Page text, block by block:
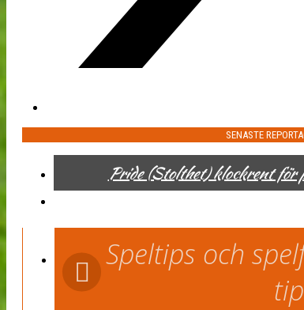
SENASTE
Pride (Stolthet) klockrent för
Speltips och